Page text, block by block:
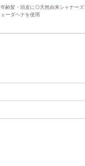
年齢髪・頭皮に◎天然由来シャナーズ
ェーダヘナを使用